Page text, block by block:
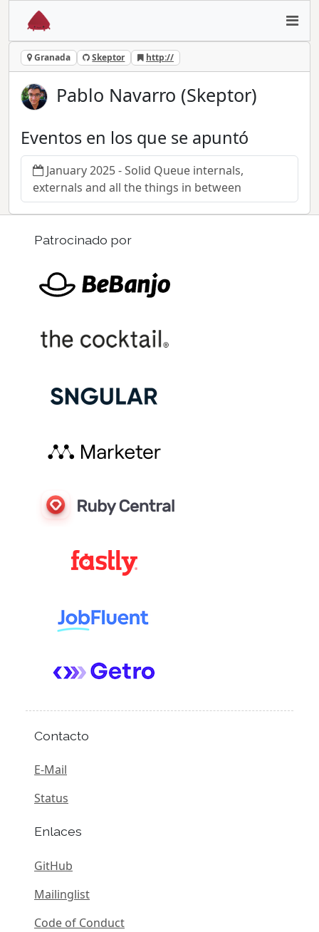
Granada Skeptor http://
Pablo Navarro (Skeptor)
Eventos en los que se apuntó
January 2025 - Solid Queue internals,
externals and all the things in between
Patrocinado por
Contacto
E-Mail
Status
Enlaces
GitHub
Mailinglist
Code of Conduct